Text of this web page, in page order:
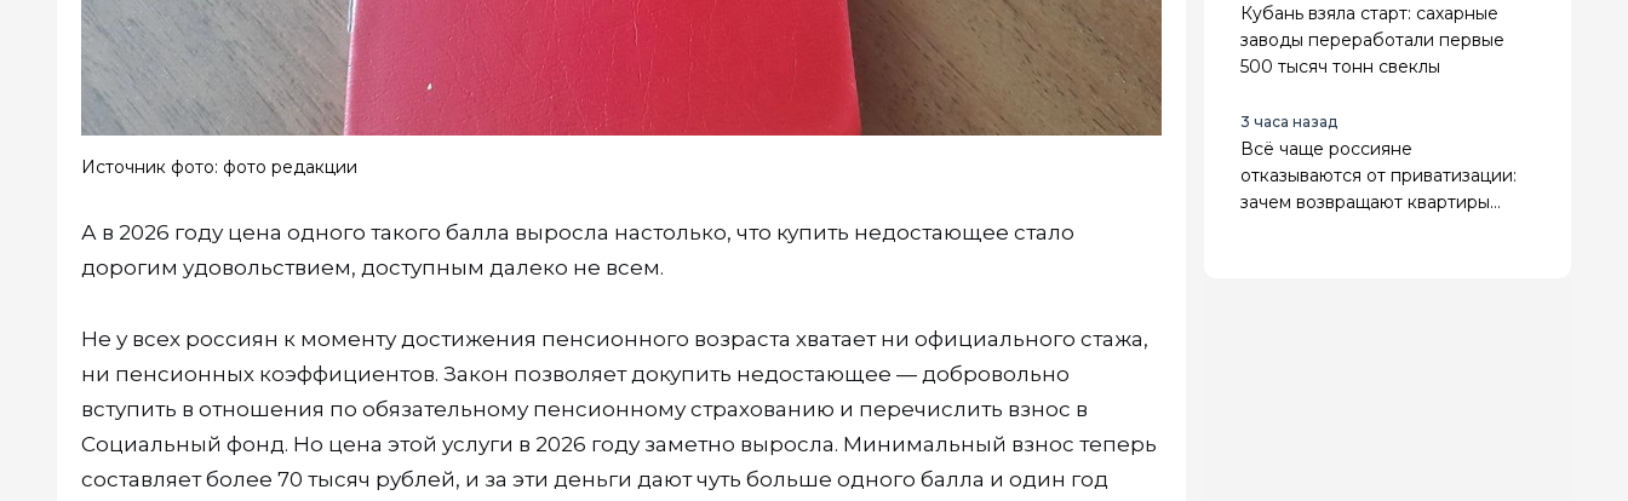
Источник фото: фото редакции
А в 2026 году цена одного такого балла выросла настолько, что купить недостающее стало
дорогим удовольствием, доступным далеко не всем.
Не у всех россиян к моменту достижения пенсионного возраста хватает ни официального стажа,
ни пенсионных коэффициентов. Закон позволяет докупить недостающее — добровольно
вступить в отношения по обязательному пенсионному страхованию и перечислить взнос в
Социальный фонд. Но цена этой услуги в 2026 году заметно выросла. Минимальный взнос теперь
составляет более 70 тысяч рублей, и за эти деньги дают чуть больше одного балла и один год
Кубань взяла старт: сахарные
заводы переработали первые
500 тысяч тонн свеклы
3 часа назад
Всё чаще россияне
отказываются от приватизации:
зачем возвращают квартиры